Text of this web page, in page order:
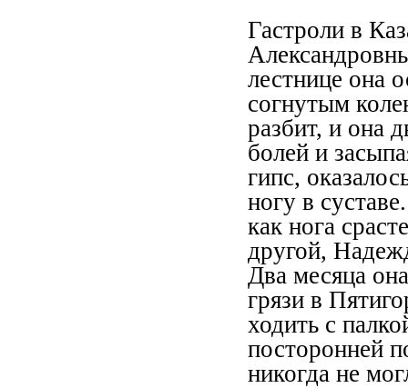
Гастроли в
лестнице она
согнутым
разбит, и она
болей и
гипс,
ногу в
как нога
другой,
Два месяца
грязи в
ходить с
посторонней
никогда не